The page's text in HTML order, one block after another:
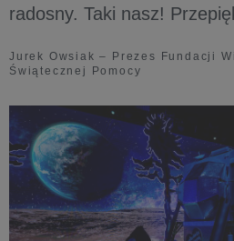
radosny. Taki nasz!
Jurek Owsiak – Prezes Fundacji
Świątecznej Pomocy